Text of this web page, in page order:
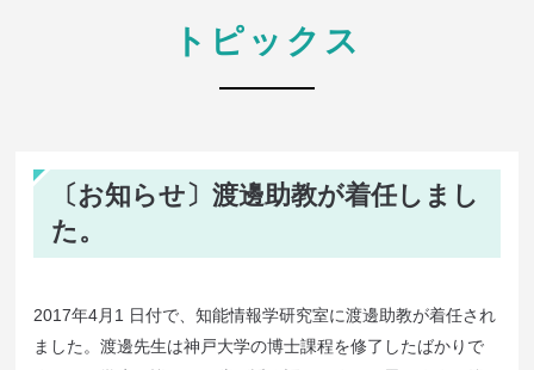
トピックス
〔お知らせ〕渡邊助教が着任しまし
た。
2017年4月1 日付で、知能情報学研究室に渡邊助教が着任され
ました。渡邊先生は神戸大学の博士課程を修了したばかりで